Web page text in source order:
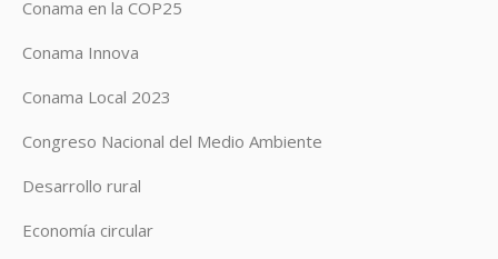
Conama en la COP25
Conama Innova
Conama Local 2023
Congreso Nacional del Medio Ambiente
Desarrollo rural
Economía circular